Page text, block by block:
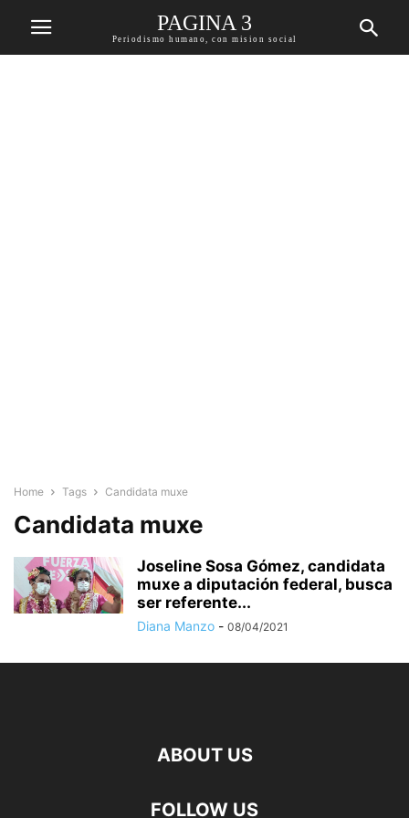
PAGINA 3
Periodismo humano, con mision social
Home Tags Candidata muxe
Candidata muxe
Joseline Sosa Gómez, candidata
muxe a diputación federal, busca
ser referente...
Diana Manzo - 08/04/2021
ABOUT US
FOLLOW US